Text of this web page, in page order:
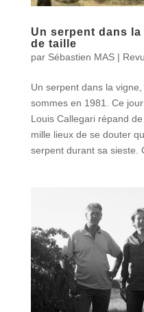
Un serpent dans
de taille
par Sébastien MAS|
Un serpent dans la
sommes en 1981. Ce
Louis Callegari répand
mille lieux de se douter
serpent durant sa sieste.